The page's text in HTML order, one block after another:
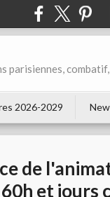
parisiennes,
2026-2029
de
et jours